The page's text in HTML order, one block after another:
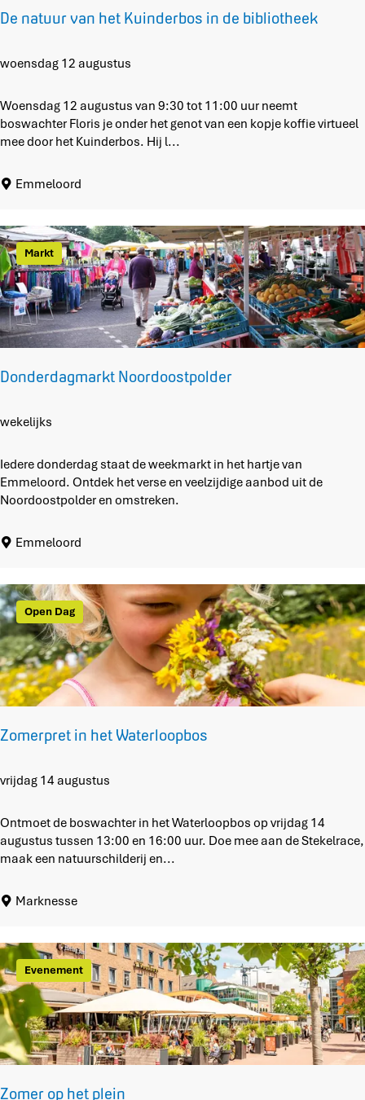
n
m
e
z
e
De natuur van het Kuinderbos in de bibliotheek
D
n
a
r
a
n
h
e
t
K
u
i
n
d
r
o
s
i
e
i
b
l
i
o
t
h
e
e
k
woensdag 12 augustus
Woensdag 12 augustus van 9:30 tot 11:00 uur neemt
boswachter Floris je onder het genot van een kopje koffie virtueel
mee door het Kuinderbos. Hij l...
Emmeloord
Donderdagmarkt Noordoostpolder
D
n
d
e
a
m
a
r
k
t
N
o
o
r
d
o
t
e
Markt
wekelijks
Iedere donderdag staat de weekmarkt in het hartje van
Emmeloord. Ontdek het verse en veelzijdige aanbod uit de
Noordoostpolder en omstreken.
Emmeloord
Zomerpret in het Waterloopbos
Z
m
e
i
h
e
t
W
a
t
e
Open Dag
vrijdag 14 augustus
Ontmoet de boswachter in het Waterloopbos op vrijdag 14
augustus tussen 13:00 en 16:00 uur. Doe mee aan de Stekelrace,
maak een natuurschilderij en...
Marknesse
Zomer op het plein
Evenement